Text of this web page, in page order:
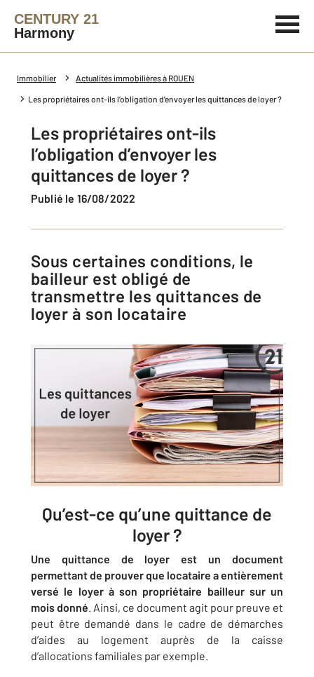
CENTURY 21
Harmony
Immobilier Actualités immobilières à ROUEN
Les propriétaires ont-ils l’obligation d’envoyer les quittances de loyer ?
Les propriétaires ont-ils
l’obligation d’envoyer les
quittances de loyer ?
Publié le 16/08/2022
Sous certaines conditions, le
bailleur est obligé de
transmettre les quittances de
loyer à son locataire
Qu’est-ce qu’une quittance de
loyer ?
Une quittance de loyer est un document
permettant de prouver que locataire a entièrement
versé le loyer à son propriétaire bailleur sur un
mois donné. Ainsi, ce document agit pour preuve et
peut être demandé dans le cadre de démarches
d’aides au logement auprès de la caisse
d’allocations familiales par exemple.